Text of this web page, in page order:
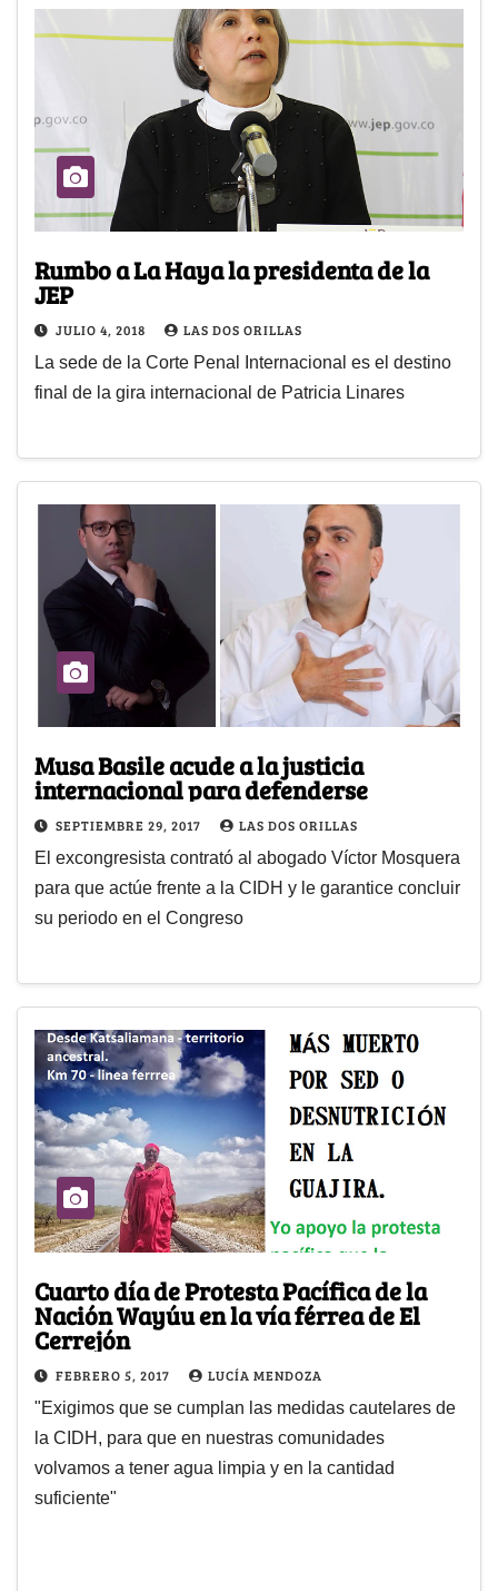
Rumbo a La Haya la presidenta de la
JEP
JULIO 4, 2018 LAS DOS ORILLAS
La sede de la Corte Penal Internacional es el destino
final de la gira internacional de Patricia Linares
Musa Basile acude a la justicia
internacional para defenderse
SEPTIEMBRE 29, 2017 LAS DOS ORILLAS
El excongresista contrató al abogado Víctor Mosquera
para que actúe frente a la CIDH y le garantice concluir
su periodo en el Congreso
Cuarto día de Protesta Pacífica de la
Nación Wayúu en la vía férrea de El
Cerrejón
FEBRERO 5, 2017 LUCÍA MENDOZA
"Exigimos que se cumplan las medidas cautelares de
la CIDH, para que en nuestras comunidades
volvamos a tener agua limpia y en la cantidad
suficiente"